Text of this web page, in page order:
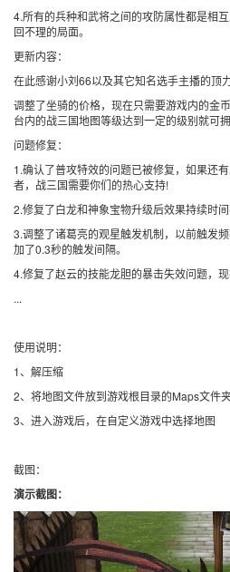
4.所有的兵种和武将之间的攻防属性都是相
回不理的局面。
更新内容：
在此感谢小刘66以及其它知名选手主播的顶
调整了坐骑的价格，现在只需要游戏内的金
台内的战三国地图等级达到一定的级别就可
问题修复：
1.确认了普攻特效的问题已被修复，如果还
者，战三国需要你们的热心支持!
2.修复了白龙和神象宝物升级后效果持续时间
3.调整了诸葛亮的观星触发机制，以前触发
加了0.3秒的触发间隔。
4.修复了赵云的技能龙胆的暴击失效问题，现
...
使用说明：
1、解压缩
2、将地图文件放到游戏根目录的Maps文件
3、进入游戏后，在自定义游戏中选择地图
截图：
演示截图：